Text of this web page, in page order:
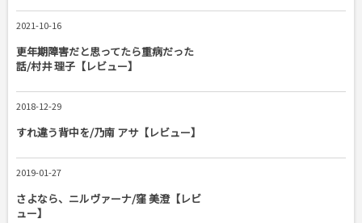
2021-10-16
更年期障害だと思ってたら重病だった
話/村井 理子【レビュー】
2018-12-29
すれ違う背中を/乃南 アサ【レビュー】
2019-01-27
さよなら、ニルヴァーナ/窪 美澄【レビ
ュー】